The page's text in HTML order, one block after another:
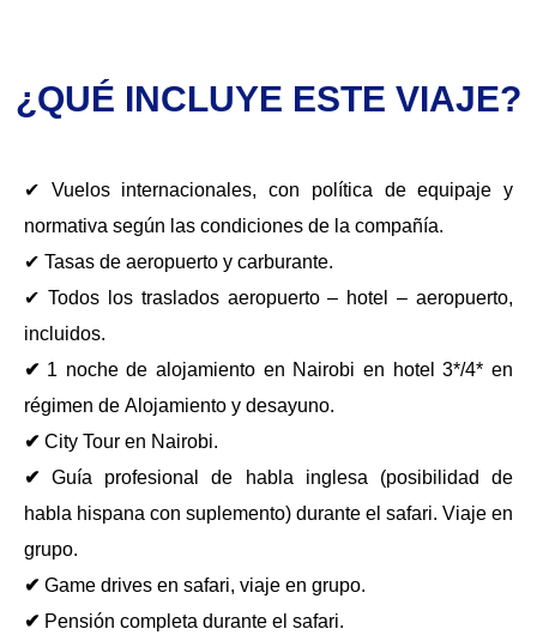
¿QUÉ INCLUYE ESTE VIAJE?
✔ Vuelos internacionales, con política de equipaje y
normativa según las condiciones de la compañía.
✔ Tasas de aeropuerto y carburante.
✔ Todos los traslados aeropuerto – hotel – aeropuerto,
incluidos.
✔ 1 noche de alojamiento en Nairobi en hotel 3*/4* en
régimen de Alojamiento y desayuno.
✔ City Tour en Nairobi.
✔ Guía profesional de habla inglesa (posibilidad de
habla hispana con suplemento) durante el safari. Viaje en
grupo.
✔ Game drives en safari, viaje en grupo.
✔ Pensión completa durante el safari.